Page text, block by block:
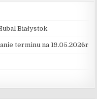
Białystok
terminu na 19.05.2026r